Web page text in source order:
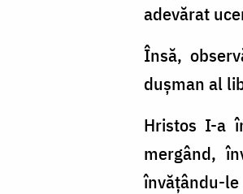
adevărat
Însă,
dușman al
Hristos I-a
mergând,
învățându-